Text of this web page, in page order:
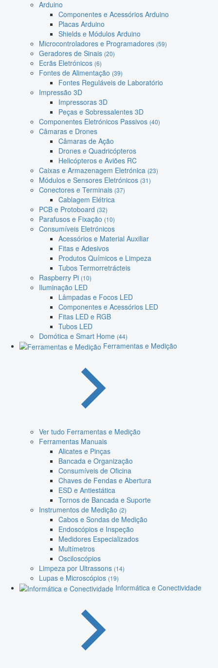
Arduino
Componentes e Acessórios Arduino
Placas Arduino
Shields e Módulos Arduino
Microcontroladores e Programadores (59)
Geradores de Sinais (20)
Ecrãs Eletrónicos (6)
Fontes de Alimentação (39)
Fontes Reguláveis de Laboratório
Impressão 3D
Impressoras 3D
Peças e Sobressalentes 3D
Componentes Eletrónicos Passivos (40)
Câmaras e Drones
Câmaras de Ação
Drones e Quadricópteros
Helicópteros e Aviões RC
Caixas e Armazenagem Eletrónica (23)
Módulos e Sensores Eletrónicos (31)
Conectores e Terminais (37)
Cablagem Elétrica
PCB e Protoboard (32)
Parafusos e Fixação (10)
Consumíveis Eletrónicos
Acessórios e Material Auxiliar
Fitas e Adesivos
Produtos Químicos e Limpeza
Tubos Termorretrácteis
Raspberry Pi (10)
Iluminação LED
Lâmpadas e Focos LED
Componentes e Acessórios LED
Fitas LED e RGB
Tubos LED
Domótica e Smart Home (44)
Ferramentas e Medição
Ver tudo Ferramentas e Medição
Ferramentas Manuais
Alicates e Pinças
Bancada e Organização
Consumíveis de Oficina
Chaves de Fendas e Abertura
ESD e Antiestática
Tornos de Bancada e Suporte
Instrumentos de Medição (2)
Cabos e Sondas de Medição
Endoscópios e Inspeção
Medidores Especializados
Multímetros
Osciloscópios
Limpeza por Ultrassons (14)
Lupas e Microscópios (19)
Informática e Conectividade